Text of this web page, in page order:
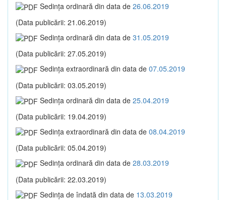
Sedinţa ordinară din data de 26.06.2019
(Data publicării: 21.06.2019)
Sedinţa ordinară din data de 31.05.2019
(Data publicării: 27.05.2019)
Sedinţa extraordinară din data de 07.05.2019
(Data publicării: 03.05.2019)
Sedinţa ordinară din data de 25.04.2019
(Data publicării: 19.04.2019)
Sedinţa extraordinară din data de 08.04.2019
(Data publicării: 05.04.2019)
Sedinţa ordinară din data de 28.03.2019
(Data publicării: 22.03.2019)
Sedinţa de îndată din data de 13.03.2019